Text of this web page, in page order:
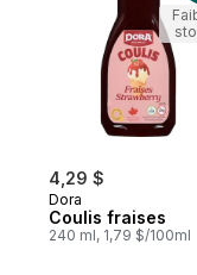
4,29 $
Dora
Coulis fraises
240 ml, 1,79 $/100ml